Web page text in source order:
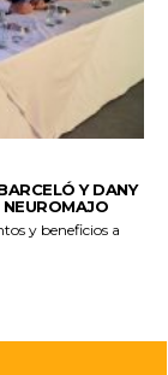
Y DANY
y beneficios a